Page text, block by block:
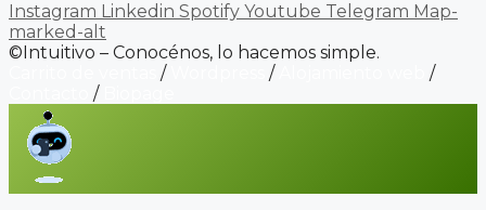
Instagram Linkedin Spotify Youtube Telegram Map-
marked-alt
©Intuitivo – Conocénos, lo hacemos simple.
/ /
/
/